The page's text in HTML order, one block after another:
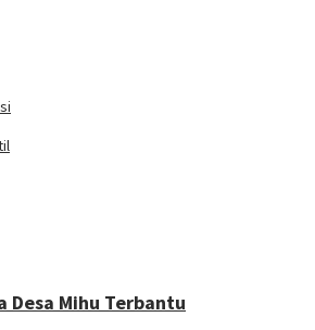
Desa Mihu Terbantu